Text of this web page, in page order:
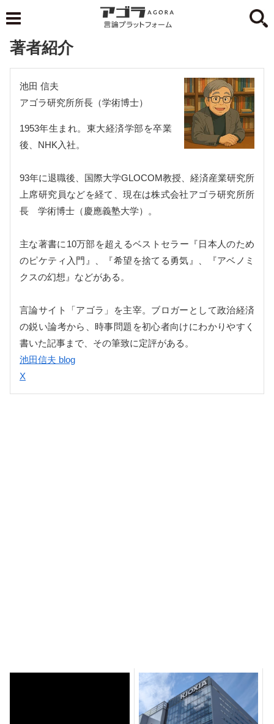
著者紹介
池田 信夫
アゴラ研究所所長（学術博士）
1953年生まれ。東大経済学部を卒業
後、NHK入社。
93年に退職後、国際大学GLOCOM教授、経済産業研究所
上席研究員などを経て、現在は株式会社アゴラ研究所所
長 学術博士（慶應義塾大学）。
主な著書に10万部を超えるベストセラー『日本人のため
のピケティ入門』、『希望を捨てる勇気』、『アベノミ
クスの幻想』などがある。
言論サイト「アゴラ」を主宰。ブロガーとして政治経済
の鋭い論考から、時事問題を初心者向けにわかりやすく
書いた記事まで、その筆致に定評がある。
池田信夫 blog
X